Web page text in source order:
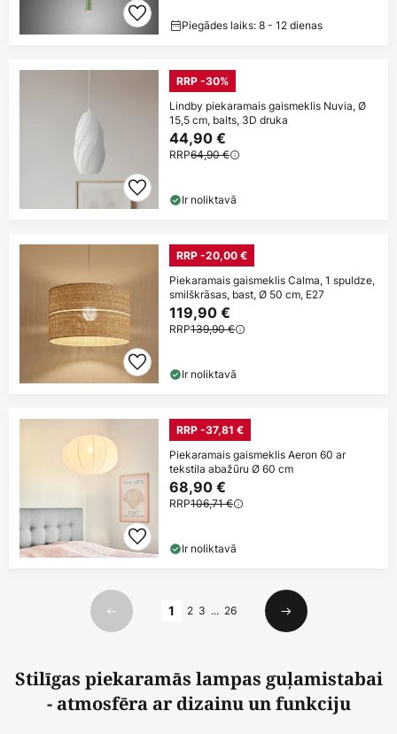
Piegādes laiks: 8 - 12 dienas
RRP -30%
Lindby piekaramais gaismeklis Nuvia, Ø
15,5 cm, balts, 3D druka
44,90 €
RRP64,90 €
Ir noliktavā
RRP -20,00 €
Piekaramais gaismeklis Calma, 1 spuldze,
smilškrāsas, bast, Ø 50 cm, E27
119,90 €
RRP139,90 €
Ir noliktavā
RRP -37,81 €
Piekaramais gaismeklis Aeron 60 ar
tekstila abažūru Ø 60 cm
68,90 €
RRP106,71 €
Ir noliktavā
Iepriekšējais
1 2 3 ... 26
Nākamais
Stilīgas piekaramās lampas guļamistabai
- atmosfēra ar dizainu un funkciju